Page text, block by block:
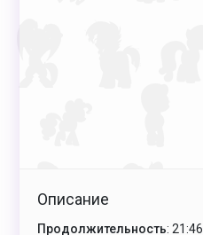
Описание
Продолжительность: 21:46